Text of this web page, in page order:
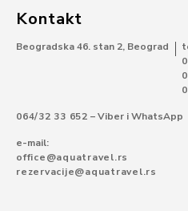
Kontakt
Beogradska 46. stan 2, Beograd
064/32 33 652 – Viber i WhatsApp
e-mail:
office@aquatravel.rs
rezervacije@aquatravel.rs